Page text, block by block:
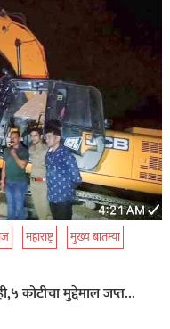
महाराष्ट्र
मुख्य बातम्या
कोटीचा मुद्देमाल जप्त…